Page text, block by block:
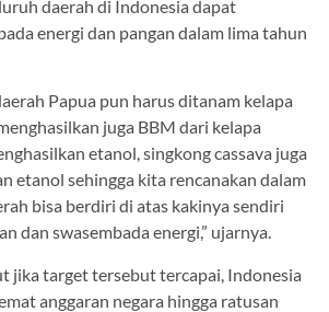
daerah di Indonesia dapat
energi dan pangan dalam lima tahun
Papua pun harus ditanam kelapa
juga BBM dari kelapa
etanol, singkong cassava juga
etanol sehingga kita rencanakan dalam
bisa berdiri di atas kakinya sendiri
dan swasembada energi,” ujarnya.
jika target tersebut tercapai, Indonesia
anggaran negara hingga ratusan